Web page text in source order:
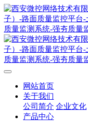
网站首页
关于我们
公司简介 企业文化
产品中心